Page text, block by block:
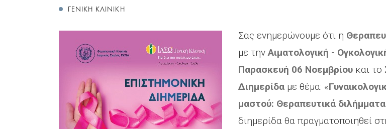
ΓΕΝΙΚΗ ΚΛΙΝΙΚΗ
Σας ενημερώνουμε ότι η
με τηνΑιματολογική -
Παρασκευή 06 Νοεμβρίου και το
Διηµερίδα µε θέµα: «
μαστού: Θεραπευτικά
διημερίδα θα πραγματοποιηθεί